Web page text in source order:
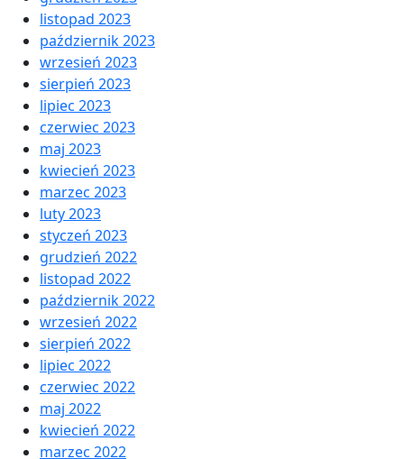
listopad 2023
październik 2023
wrzesień 2023
sierpień 2023
lipiec 2023
czerwiec 2023
maj 2023
kwiecień 2023
marzec 2023
luty 2023
styczeń 2023
grudzień 2022
listopad 2022
październik 2022
wrzesień 2022
sierpień 2022
lipiec 2022
czerwiec 2022
maj 2022
kwiecień 2022
marzec 2022